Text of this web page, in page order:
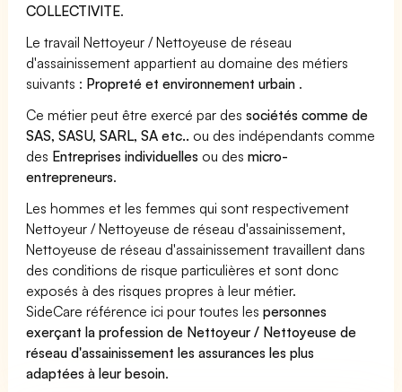
COLLECTIVITE.
Le travail Nettoyeur / Nettoyeuse de réseau
d'assainissement appartient au domaine des métiers
suivants : Propreté et environnement urbain .
Ce métier peut être exercé par dessociétés comme de
SAS, SASU, SARL, SA etc.. ou des indépendants comme
des Entreprises individuelles ou desmicro-
entrepreneurs.
Les hommes et les femmes qui sont respectivement
Nettoyeur / Nettoyeuse de réseau d'assainissement,
Nettoyeuse de réseau d'assainissement travaillent dans
des conditions de risque particulières et sont donc
exposés à des risques propres à leur métier.
SideCare référence ici pour toutes lespersonnes
exerçant la profession de Nettoyeur / Nettoyeuse de
réseau d'assainissement les assurances les plus
adaptées à leur besoin.